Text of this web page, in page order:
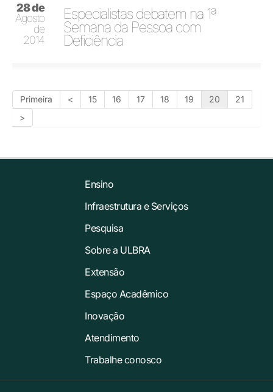
28 de
Agosto
de
2014
Especialistas debatem na 1ª
Semana da Pessoa com
Deficiência
Primeira < 15 16 17 18 19 20
21
>
Ensino
Infraestrutura e Serviços
Pesquisa
Sobre a ULBRA
Extensão
Espaço Acadêmico
Inovação
Atendimento
Trabalhe conosco